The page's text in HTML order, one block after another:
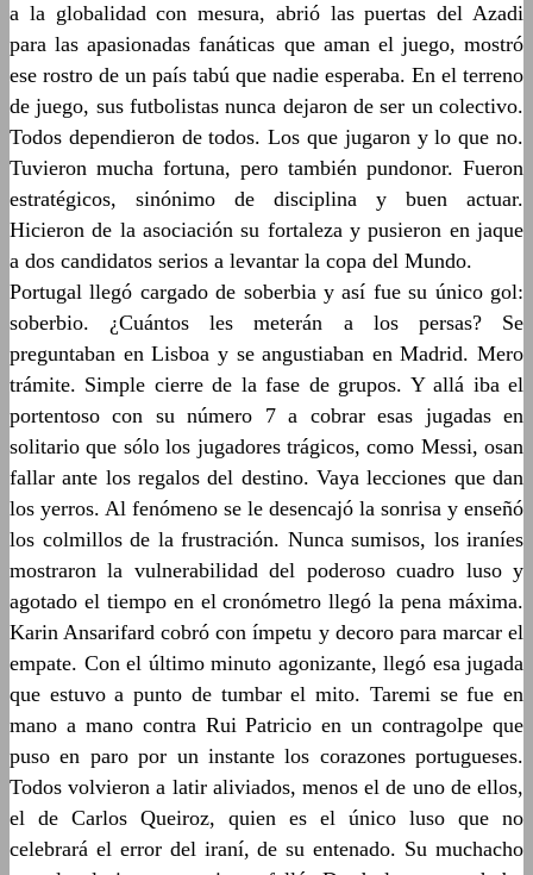
a la globalidad con mesura, abrió las puertas del Azadi
para las apasionadas fanáticas que aman el juego, mostró
ese rostro de un país tabú que nadie esperaba. En el terreno
de juego, sus futbolistas nunca dejaron de ser un colectivo.
Todos dependieron de todos. Los que jugaron y lo que no.
Tuvieron mucha fortuna, pero también pundonor. Fueron
estratégicos, sinónimo de disciplina y buen actuar.
Hicieron de la asociación su fortaleza y pusieron en jaque
a dos candidatos serios a levantar la copa del Mundo.
Portugal llegó cargado de soberbia y así fue su único gol:
soberbio. ¿Cuántos les meterán a los persas? Se
preguntaban en Lisboa y se angustiaban en Madrid. Mero
trámite. Simple cierre de la fase de grupos. Y allá iba el
portentoso con su número 7 a cobrar esas jugadas en
solitario que sólo los jugadores trágicos, como Messi, osan
fallar ante los regalos del destino. Vaya lecciones que dan
los yerros. Al fenómeno se le desencajó la sonrisa y enseñó
los colmillos de la frustración. Nunca sumisos, los iraníes
mostraron la vulnerabilidad del poderoso cuadro luso y
agotado el tiempo en el cronómetro llegó la pena máxima.
Karin Ansarifard cobró con ímpetu y decoro para marcar el
empate. Con el último minuto agonizante, llegó esa jugada
que estuvo a punto de tumbar el mito. Taremi se fue en
mano a mano contra Rui Patricio en un contragolpe que
puso en paro por un instante los corazones portugueses.
Todos volvieron a latir aliviados, menos el de uno de ellos,
el de Carlos Queiroz, quien es el único luso que no
celebrará el error del iraní, de su entenado. Su muchacho